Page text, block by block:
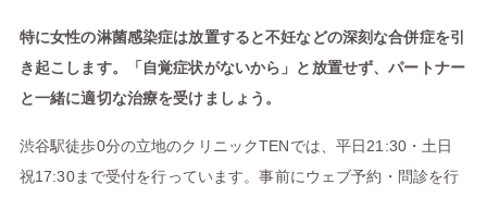
特に女性の淋菌感染症は放置すると不妊などの深刻な合併症を引
き起こします。「自覚症状がないから」と放置せず、パートナー
と一緒に適切な治療を受けましょう。
渋谷駅徒歩0分の立地のクリニックTENでは、平日21:30・土日
祝17:30まで受付を行っています。事前にウェブ予約・問診を行